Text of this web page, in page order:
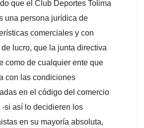
que el Club Deportes Tolima
una persona jurídica de
comerciales y con
lucro, que la junta directiva
como de cualquier ente que
con las condiciones
en el código del comercio
-si así lo decidieren los
en su mayoría absoluta,